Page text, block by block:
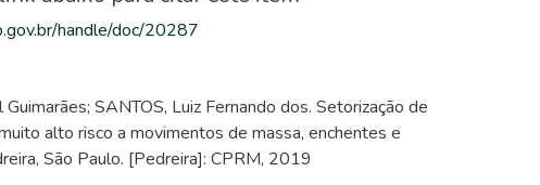
handle/doc/20287
Guimarães; SANTOS, Luiz Fernando dos. Setorização de
alto risco a movimentos de massa, enchentes e
São Paulo. [Pedreira]: CPRM, 2019